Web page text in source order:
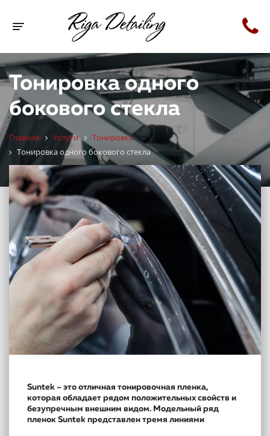
Toggle navigation
Тонировка одного
бокового стекла
Главная Услуги
Тонировка
Тонировка одного бокового стекла
Suntek – это отличная тонировочная пленка,
которая обладает рядом положительных свойств и
безупречным внешним видом. Модельный ряд
пленок Suntek представлен тремя линиями